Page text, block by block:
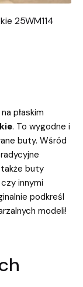
25WM114
płaskim
. To wygodne i
buty. Wśród
buty
innymi
podkreśl
modeli!